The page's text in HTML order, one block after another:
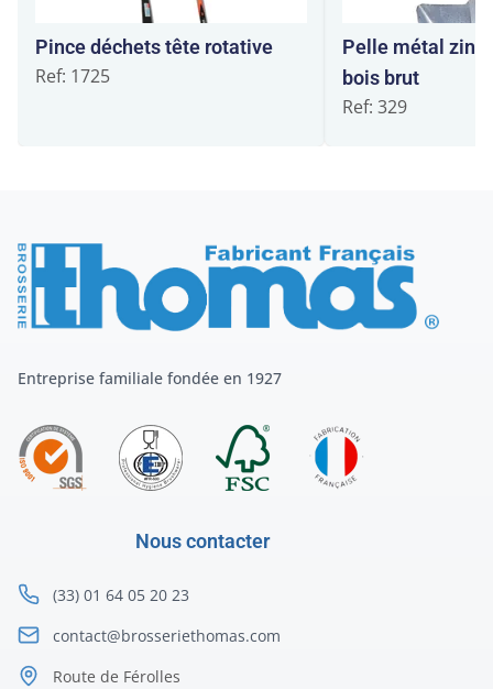
Pince déchets tête rotative
Ref: 1725
Pelle métal
bois brut
Ref: 329
Entreprise familiale fondée en 1927
Nous contacter
(33) 01 64 05 20 23
contact@brosseriethomas.com
Route de Férolles